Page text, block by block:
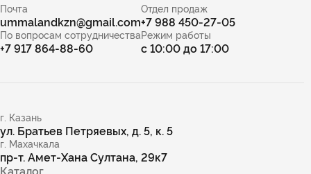
Почта
ummalandkzn@gmail.com
Отдел продаж
+7 988 450-27-05
По вопросам сотрудничества
+7 917 864-88-60
Режим работы
с 10:00 до 17:00
г. Казань
ул. Братьев Петряевых, д. 5, к. 5
г. Махачкала
пр-т. Амет-Хана Султана, 29к7
Каталог